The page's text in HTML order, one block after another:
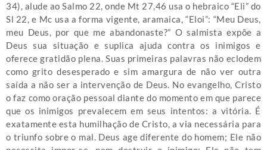
34), alude ao Salmo 22, onde Mt 27,46 usa o hebraico “Eli” do
Sl 22, e Mc usa a forma vigente, aramaica, “Eloi”: “Meu Deus,
meu Deus, por que me abandonaste?” O salmista expõe a
Deus sua situação e suplica ajuda contra os inimigos e
oferece gratidão plena. Suas primeiras palavras não eclodem
como grito desesperado e sim amargura de não ver outra
saída a não ser a intervenção de Deus. No evangelho, Cristo
o faz como oração pessoal diante do momento em que parece
que os inimigos prevalecem em seus intentos: a vitória. É
exatamente esta humilhação de Cristo, a via necessária para
o triunfo sobre o mal. Deus age diferente do homem; Ele não